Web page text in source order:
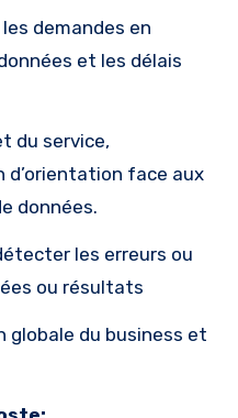
les demandes en
et les délais
du service,
d’orientation face aux
données.
les erreurs ou
ou résultats
globale du business et